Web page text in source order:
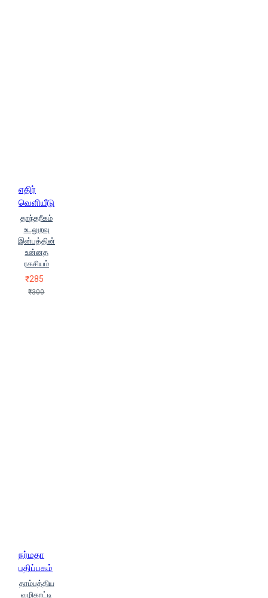
எதிர்
வெளியீடு
தாந்தரீகம்
உடலுறவு
இன்பத்தின்
உன்னத
ரகசியம்
₹285
₹300
நர்மதா
பதிப்பகம்
தாம்பத்திய
வழிகாட்டி